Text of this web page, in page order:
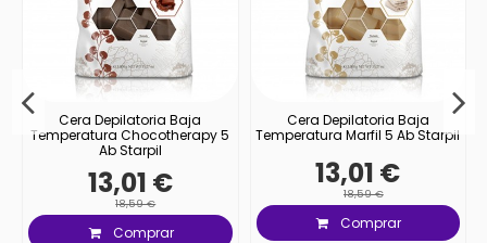
Cera Depilatoria Baja
Temperatura Chocotherapy 5
Ab Starpil
13,01 €
18,59 €
Comprar
Cera Depilatoria Baja
Temperatura Marfil 5 Ab Starpil
13,01 €
18,59 €
Comprar